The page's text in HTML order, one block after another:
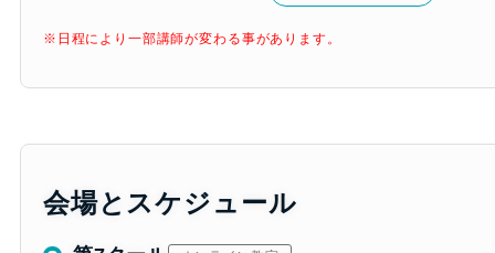
※日程により一部講師が変わる事があります。
会場とスケジュール